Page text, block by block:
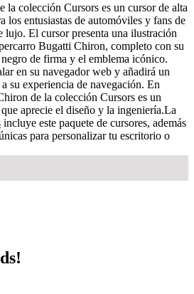
colección Cursors es un cursor de alta
los entusiastas de automóviles y fans de
lujo. El cursor presenta una ilustración
Bugatti Chiron, completo con su
de firma y el emblema icónico.
en su navegador web y añadirá un
su experiencia de navegación. En
de la colección Cursors es un
aprecie el diseño y la ingeniería.La
incluye este paquete de cursores, además
para personalizar tu escritorio o